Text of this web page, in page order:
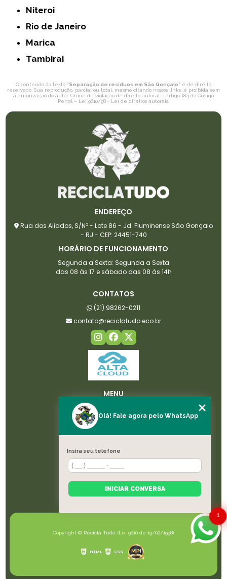
Niteroi
Rio de Janeiro
Marica
Tambirai
O conteúdo do texto "Separação de resíduos em São Gonçalo" é de direito
reservado. Sua reprodução, parcial ou total, mesmo citando nossos links, é proibida sem
a autorização do autor. Crime de violação de direito autoral – artigo 184 do Código
Penal – Lei 9610/98 - Lei de direitos autorais
ENDEREÇO
Rua dos Aliados, S/Nº - Lote 86 - Jd. Fluminense São Gonçalo
- RJ - CEP: 24451-740
HORÁRIO DE FUNCIONAMENTO
Segunda a Sexta: Segunda a Sexta
das 08 às 17 e sábado das 08 às 14h
CONTATOS
(21) 98262-0211
contato@reciclatudo.eco.br
MENU
LICENÇAS
BLOG
CONTATO
CATEGORIAS
Copyright © Recicla Tudo. (Lei 9610 de 19/02/1998)
HTML CSS
1
Olá! Fale agora pelo WhatsApp
Insira seu telefone
INICIAR CONVERSA